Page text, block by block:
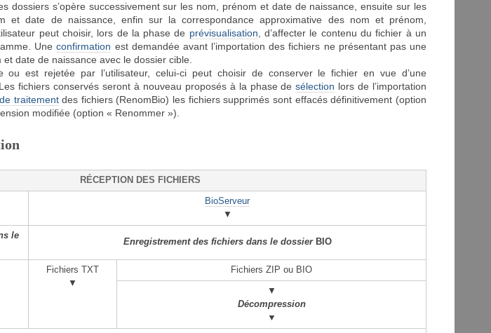
dossiers s’opère successivement sur les nom, prénom et date de naissance, ensuite sur les
et date de naissance, enfin sur la correspondance approximative des nom et prénom,
peut choisir, lors de la phase de prévisualisation , d’affecter le contenu du fichier à un
Uneconfirmation est demandée avant l’importation des fichiers ne présentant pas une
date de naissance avec le dossier cible.
ou est rejetée par l’utilisateur, celui-ci peut choisir de conserver le fichier en vue d’une
fichiers conservés seront à nouveau proposés à la phase desélection lors de l’importation
traitementdes fichiers (RenomBio) les fichiers supprimés sont effacés définitivement (option
modifiée (option « Renommer »).
RÉCEPTION DES FICHIERS
BioServeur
▼
le
Enregistrement des fichiers dans le dossier BIO
Fichiers TXT
▼
Fichiers ZIP ou BIO
▼
Décompression
▼